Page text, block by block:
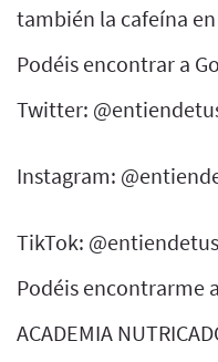
también la cafeína
Podéis encontrar a
Twitter:
Instagram:
TikTok:
Podéis encontrarme
ACADEMIA